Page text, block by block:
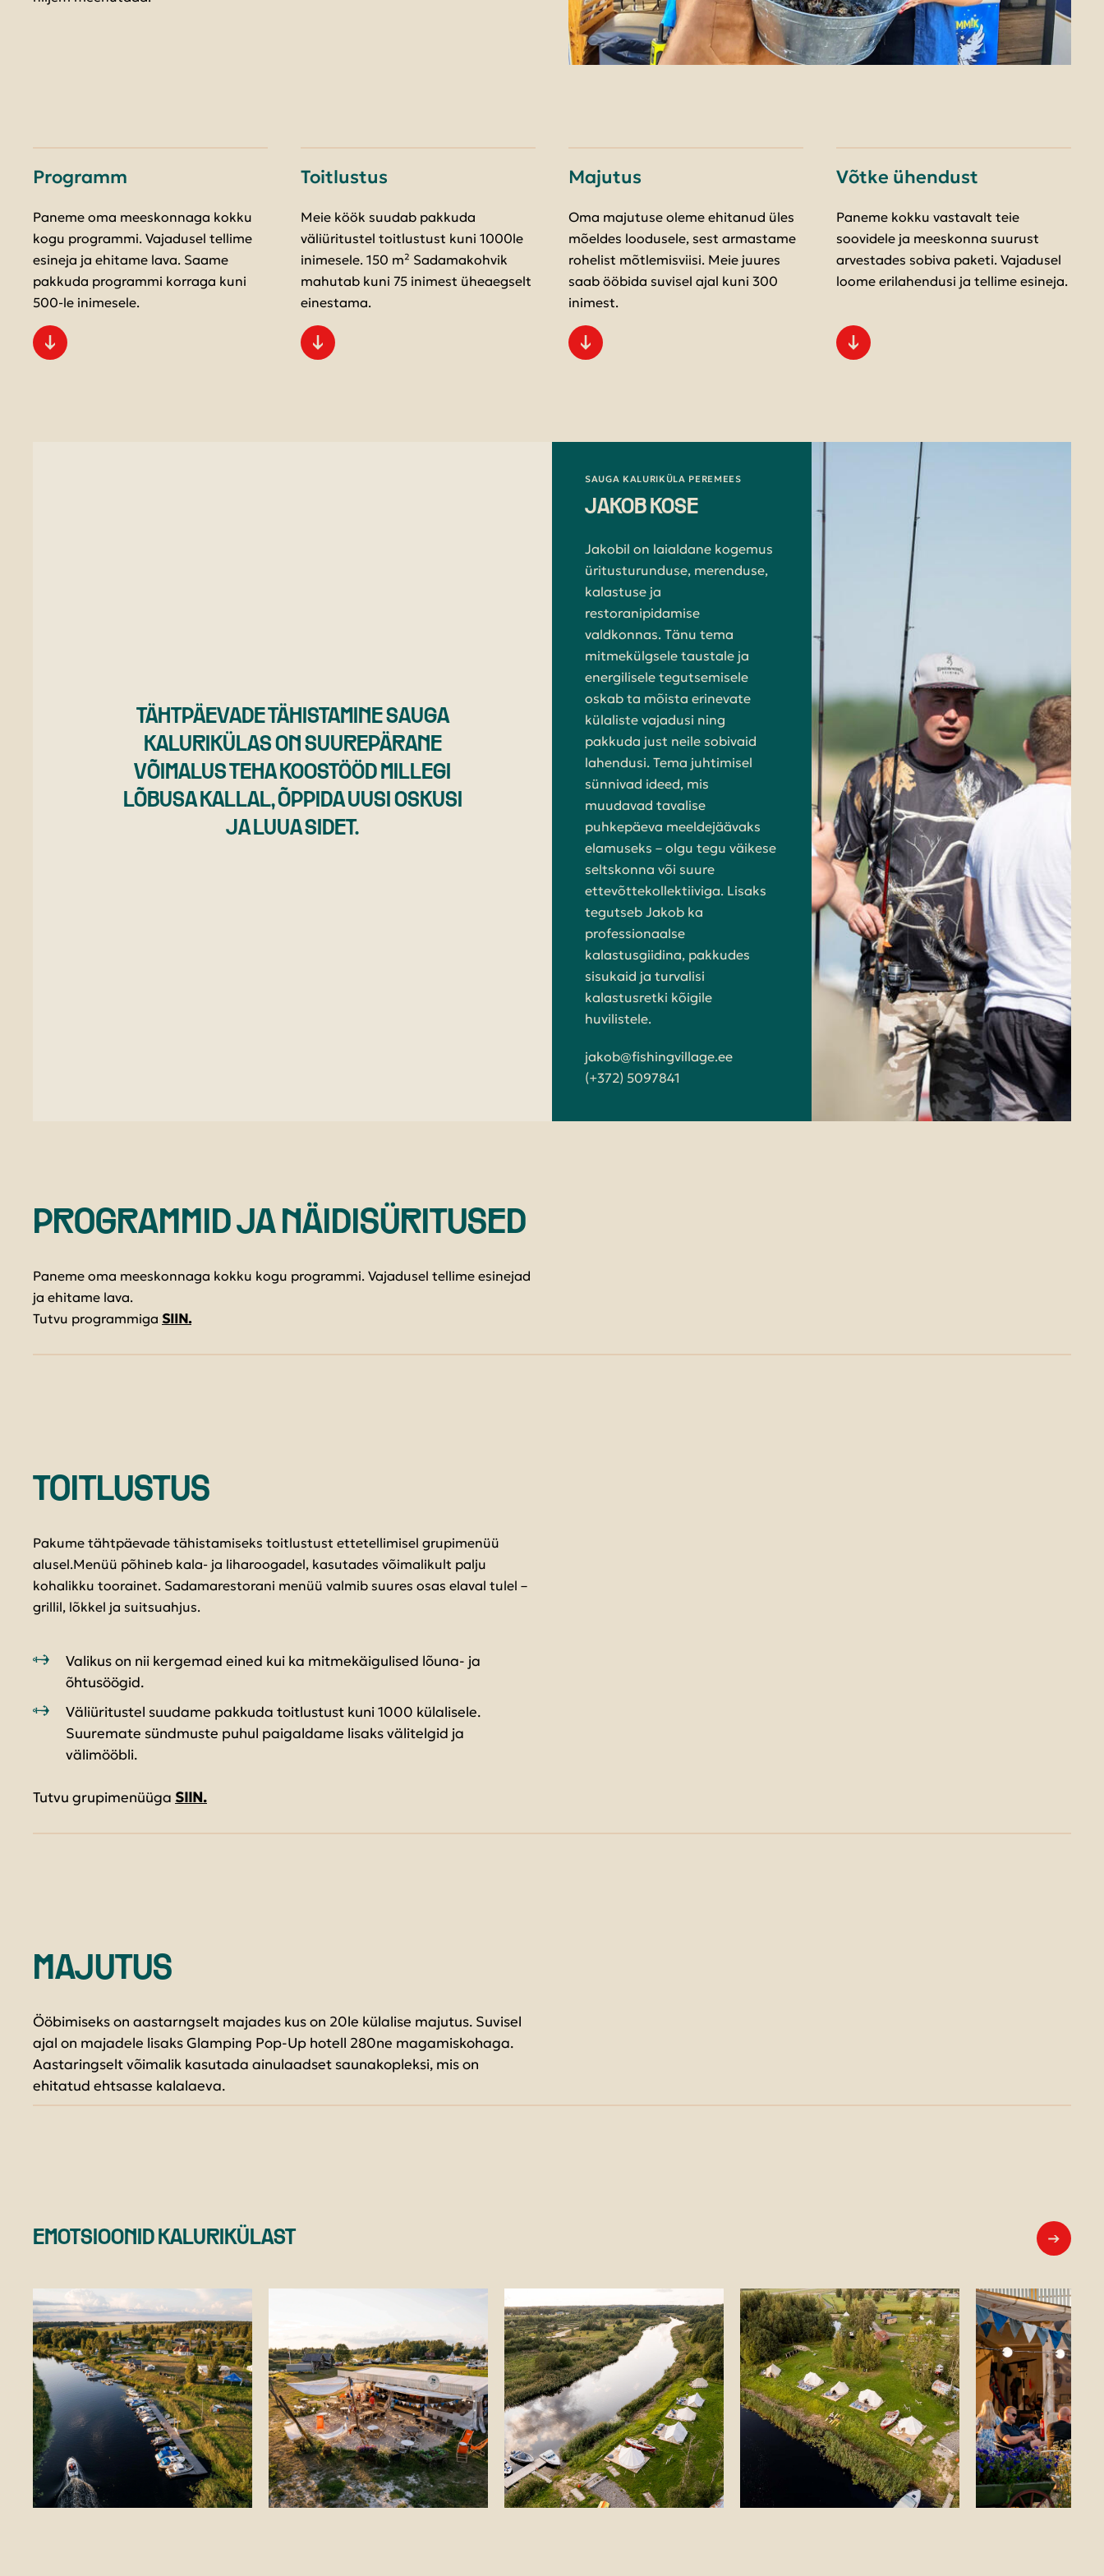
Programm
Paneme oma meeskonnaga kokku
kogu programmi. Vajadusel tellime
esineja ja ehitame lava. Saame
pakkuda programmi korraga kuni
500-le inimesele.
Toitlustus
Meie köök suudab pakkuda
väliüritustel toitlustust kuni 1000le
inimesele. 150 m² Sadamakohvik
mahutab kuni 75 inimest üheaegselt
einestama.
Majutus
Oma majutuse oleme ehitanud üles
mõeldes loodusele, sest armastame
rohelist mõtlemisviisi. Meie juures
saab ööbida suvisel ajal kuni 300
inimest.
Võtke ühendust
Paneme kokku vastavalt teie
soovidele ja meeskonna suurust
arvestades sobiva paketi. Vajadusel
loome erilahendusi ja tellime esineja.
TÄHTPÄEVADE TÄHISTAMINE SAUGA
KALURIKÜLAS ON SUUREPÄRANE
VÕIMALUS TEHA KOOSTÖÖD MILLEGI
LÕBUSA KALLAL, ÕPPIDA UUSI OSKUSI
JA LUUA SIDET.
SAUGA KALURIKÜLA PEREMEES
JAKOB KOSE
Jakobil on laialdane kogemus
üritusturunduse, merenduse,
kalastuse ja
restoranipidamise
valdkonnas. Tänu tema
mitmekülgsele taustale ja
energilisele tegutsemisele
oskab ta mõista erinevate
külaliste vajadusi ning
pakkuda just neile sobivaid
lahendusi. Tema juhtimisel
sünnivad ideed, mis
muudavad tavalise
puhkepäeva meeldejäävaks
elamuseks – olgu tegu väikese
seltskonna või suure
ettevõttekollektiiviga. Lisaks
tegutseb Jakob ka
professionaalse
kalastusgiidina, pakkudes
sisukaid ja turvalisi
kalastusretki kõigile
huvilistele.
jakob@fishingvillage.ee
(+372) 5097841
PROGRAMMID JA NÄIDISÜRITUSED
Paneme oma meeskonnaga kokku kogu programmi. Vajadusel tellime esinejad
ja ehitame lava.
Tutvu programmiga SIIN.
TOITLUSTUS
Pakume tähtpäevade tähistamiseks toitlustust ettetellimisel grupimenüü
alusel.Menüü põhineb kala- ja liharoogadel, kasutades võimalikult palju
kohalikku toorainet. Sadamarestorani menüü valmib suures osas elaval tulel –
grillil, lõkkel ja suitsuahjus.
Valikus on nii kergemad eined kui ka mitmekäigulised lõuna- ja
õhtusöögid.
Väliüritustel suudame pakkuda toitlustust kuni 1000 külalisele.
Suuremate sündmuste puhul paigaldame lisaks välitelgid ja
välimööbli.
Tutvu grupimenüüga SIIN.
MAJUTUS
Ööbimiseks on aastarngselt majades kus on 20le külalise majutus. Suvisel
ajal on majadele lisaks Glamping Pop-Up hotell 280ne magamiskohaga.
Aastaringselt võimalik kasutada ainulaadset saunakopleksi, mis on
ehitatud ehtsasse kalalaeva.
EMOTSIOONID KALURIKÜLAST